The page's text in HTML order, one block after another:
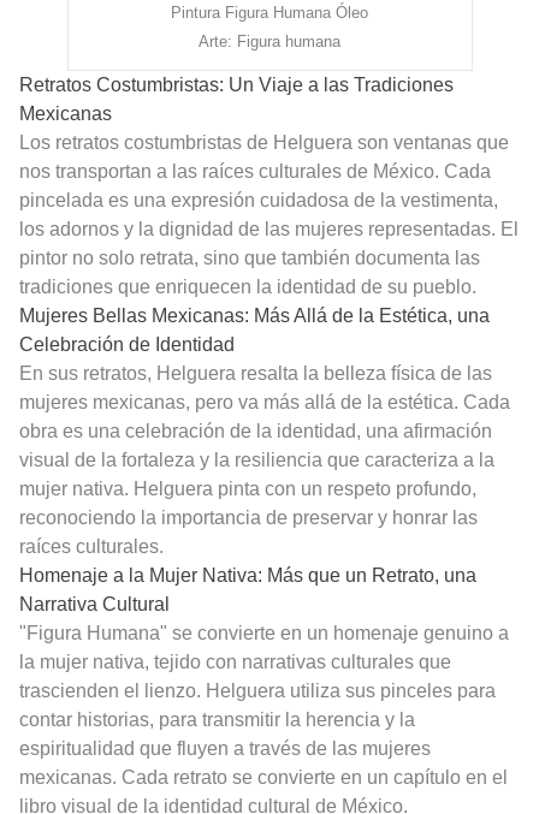
Pintura Figura Humana Óleo
Arte: Figura humana
Retratos Costumbristas: Un Viaje a las Tradiciones
Mexicanas
Los retratos costumbristas de Helguera son ventanas que
nos transportan a las raíces culturales de México. Cada
pincelada es una expresión cuidadosa de la vestimenta,
los adornos y la dignidad de las mujeres representadas. El
pintor no solo retrata, sino que también documenta las
tradiciones que enriquecen la identidad de su pueblo.
Mujeres Bellas Mexicanas: Más Allá de la Estética, una
Celebración de Identidad
En sus retratos, Helguera resalta la belleza física de las
mujeres mexicanas, pero va más allá de la estética. Cada
obra es una celebración de la identidad, una afirmación
visual de la fortaleza y la resiliencia que caracteriza a la
mujer nativa. Helguera pinta con un respeto profundo,
reconociendo la importancia de preservar y honrar las
raíces culturales.
Homenaje a la Mujer Nativa: Más que un Retrato, una
Narrativa Cultural
"Figura Humana" se convierte en un homenaje genuino a
la mujer nativa, tejido con narrativas culturales que
trascienden el lienzo. Helguera utiliza sus pinceles para
contar historias, para transmitir la herencia y la
espiritualidad que fluyen a través de las mujeres
mexicanas. Cada retrato se convierte en un capítulo en el
libro visual de la identidad cultural de México.